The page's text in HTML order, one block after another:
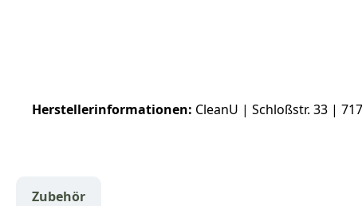
Herstellerinformationen: CleanU | Schloßstr. 33 |
Zubehör